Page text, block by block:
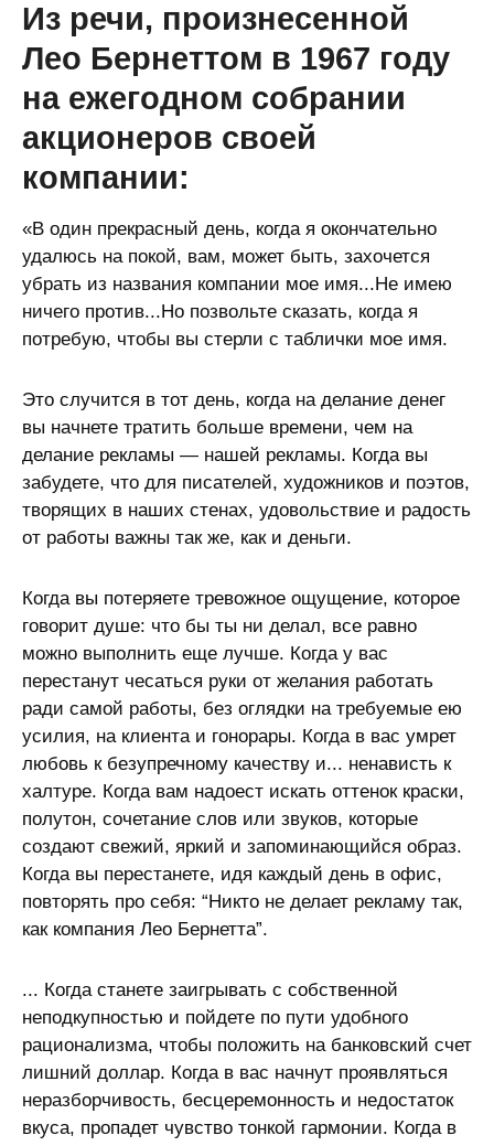
Из речи, произнесенной
Лео Бернеттом в 1967 году
на ежегодном собрании
акционеров своей
компании:
«В один прекрасный день, когда я окончательно
удалюсь на покой, вам, может быть, захочется
убрать из названия компании мое имя...Не имею
ничего против...Но позвольте сказать, когда я
потребую, чтобы вы стерли с таблички мое имя.
Это случится в тот день, когда на делание денег
вы начнете тратить больше времени, чем на
делание рекламы — нашей рекламы. Когда вы
забудете, что для писателей, художников и поэтов,
творящих в наших стенах, удовольствие и радость
от работы важны так же, как и деньги.
Когда вы потеряете тревожное ощущение, которое
говорит душе: что бы ты ни делал, все равно
можно выполнить еще лучше. Когда у вас
перестанут чесаться руки от желания работать
ради самой работы, без оглядки на требуемые ею
усилия, на клиента и гонорары. Когда в вас умрет
любовь к безупречному качеству и... ненависть к
халтуре. Когда вам надоест искать оттенок краски,
полутон, сочетание слов или звуков, которые
создают свежий, яркий и запоминающийся образ.
Когда вы перестанете, идя каждый день в офис,
повторять про себя: “Никто не делает рекламу так,
как компания Лео Бернетта”.
... Когда станете заигрывать с собственной
неподкупностью и пойдете по пути удобного
рационализма, чтобы положить на банковский счет
лишний доллар. Когда в вас начнут проявляться
неразборчивость, бесцеремонность и недостаток
вкуса, пропадет чувство тонкой гармонии. Когда в